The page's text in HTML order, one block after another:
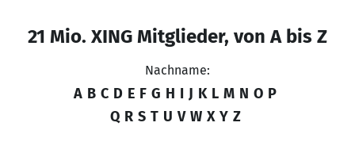
21 Mio. XING Mitglieder, von A bis Z
Nachname:
A B C D E F G H I J K L M N O P
Q R S T U V W X Y Z